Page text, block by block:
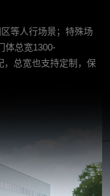
等人行场景；特殊场
体总宽1300-
，总宽也支持定制，保